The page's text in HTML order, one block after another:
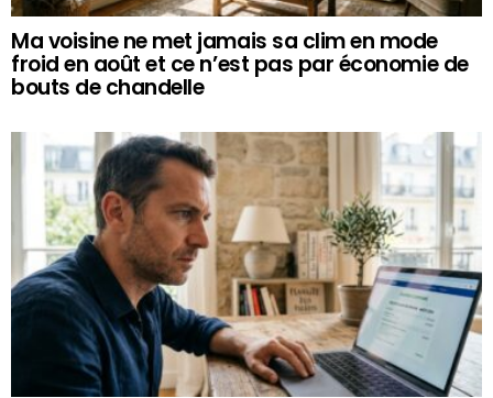
Ma voisine ne met jamais sa clim en mode
froid en août et ce n’est pas par économie de
bouts de chandelle